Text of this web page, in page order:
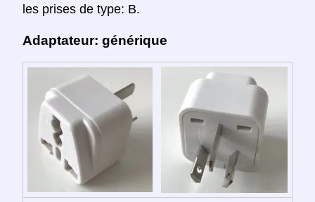
les prises de type: B.
Adaptateur: générique